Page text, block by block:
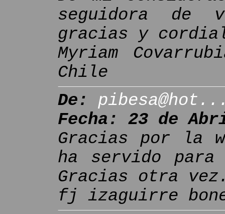
seguidora de
gracias y
Myriam
Chile
De:
Fecha: 23 de
Gracias por la
ha servido
Gracias otra
fj izaguirre